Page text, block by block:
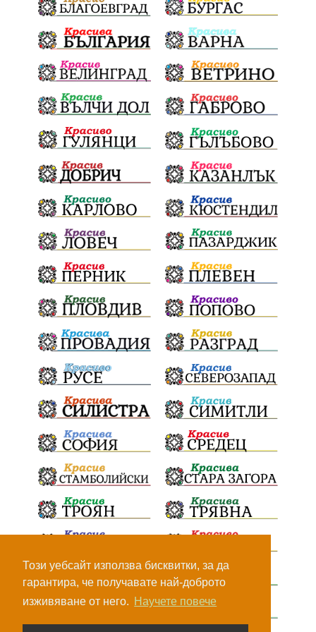
Този уебсайт използва бисквитки, за да
гарантира, че получавате най-доброто
изживяване от него. Научете повече
ОбезпечителниМерки МестнаВласт Котел
СИК Ружица РайнаКнягиня
ВеселинОрешков Шофьори
НационаленШампион ОрлинОрлиновЕнчев
ВСС СъдебнаРеформа Шантаж
ПолитическиНатиск ЗаплахаЗаАрест
ПартияВеличие ЕкатеринаДафовска Тракия
ПТП Сливен КварталРечица Данъци
ПътнаИнфраструктура Асфалт
БрашноСтоименов ИстинскиХляб
БългарскоКачество Запис
ПолитическоЗадкулисие Микродрон
КомарДрон КитайскаТехнология
ВоенниТехнологии Наркотици Дрога
НелегалнаЛаборатория Байрактаров
НеНаНаркотиците
ДианГосподинов ПредупреждениеЗаРодители
Джаксън Полък